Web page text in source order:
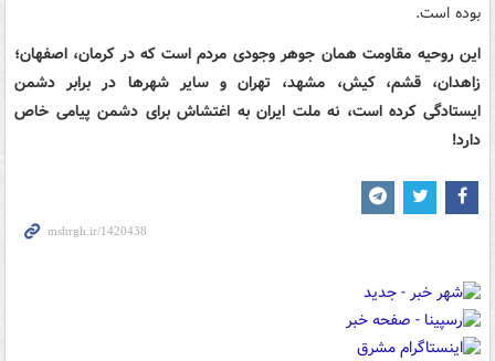
بوده است.
این روحیه مقاومت همان جوهر وجودی مردم است که در کرمان، اصفهان؛
زاهدان، قشم، کیش، مشهد، تهران و سایر شهرها در برابر دشمن
ایستادگی کرده است، نه ملت ایران به اغتشاش برای دشمن پیامی خاص
دارد!